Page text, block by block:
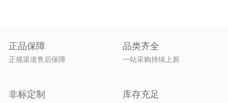
正品保障
正规渠道售后保障
品类齐全
一站采购持续上新
非标定制 库存充足